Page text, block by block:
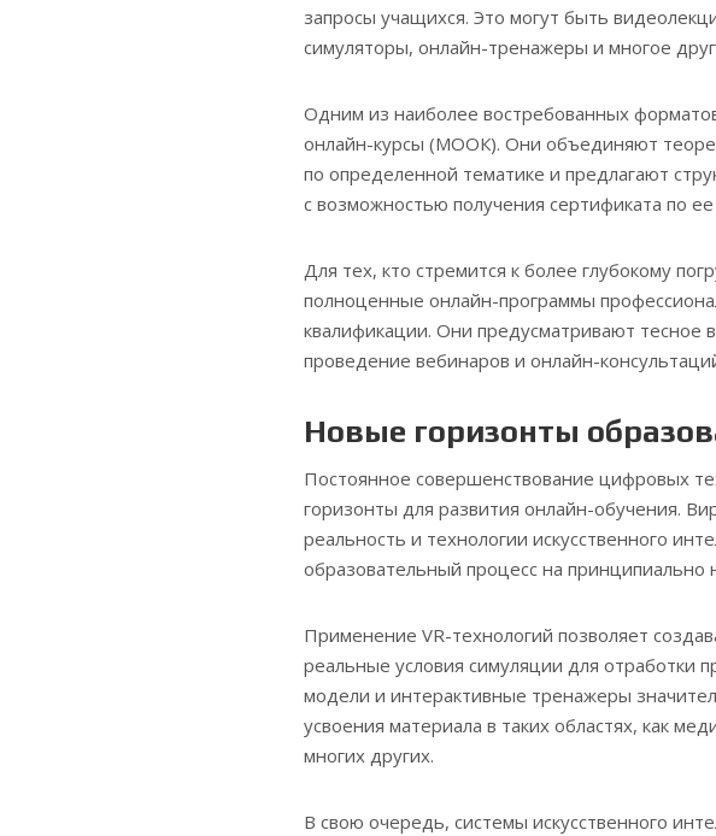
запросы учащихся. Это могут быть
симуляторы, онлайн-тренажеры и многое
Одним из наиболее востребованных
онлайн-курсы (МООК). Они объединяют
по определенной тематике и предлагают
с возможностью получения сертификата по
Для тех, кто стремится к более глубокому
полноценные онлайн-программы
квалификации. Они предусматривают тесное
проведение вебинаров и онлайн-
Новые горизонты
Постоянное совершенствование цифровых
горизонты для развития онлайн-обучения.
реальность и технологии искусственного
образовательный процесс на принципиально
Применение VR-технологий позволяет
реальные условия симуляции для отработки
модели и интерактивные тренажеры
усвоения материала в таких областях, как
многих других.
В свою очередь, системы искусственного